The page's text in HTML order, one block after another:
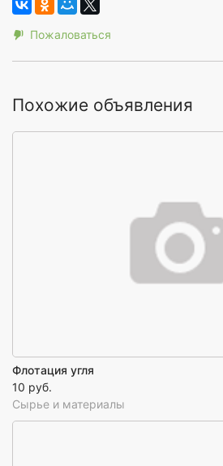
Пожаловаться
Похожие объявления
Флотация угля
10 руб.
Сырье и материалы